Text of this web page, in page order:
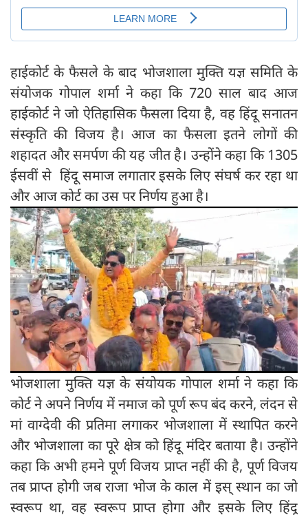
हाईकोर्ट के फैसले के बाद भोजशाला मुक्ति यज्ञ समिति के
संयोजक गोपाल शर्मा ने कहा कि 720 साल बाद आज
हाईकोर्ट ने जो ऐतिहासिक फैसला दिया है, वह हिंदू सनातन
संस्कृति की विजय है। आज का फैसला इतने लोगों की
शहादत और समर्पण की यह जीत है। उन्होंने कहा कि 1305
ईसवीं से हिंदू समाज लगातार इसके लिए संघर्ष कर रहा था
और आज कोर्ट का उस पर निर्णय हुआ है।
भोजशाला मुक्ति यज्ञ के संयोयक गोपाल शर्मा ने कहा कि
कोर्ट ने अपने निर्णय में नमाज को पूर्ण रूप बंद करने, लंदन से
मां वाग्देवी की प्रतिमा लगाकर भोजशाला में स्थापित करने
और भोजशाला का पूरे क्षेत्र को हिंदू मंदिर बताया है। उन्होंने
कहा कि अभी हमने पूर्ण विजय प्राप्त नहीं की है, पूर्ण विजय
तब प्राप्त होगी जब राजा भोज के काल में इस् स्थान का जो
स्वरूप था, वह स्वरूप प्राप्त होगा और इसके लिए हिंदू